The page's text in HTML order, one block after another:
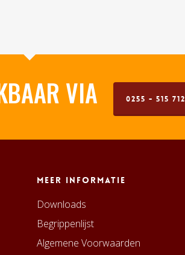
VIA 0255 - 515 712
Meer informatie
Downloads
Begrippenlijst
Algemene Voorwaarden